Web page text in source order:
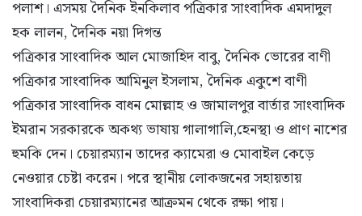
পলাশ। এসময় দৈনিক ইনকিলাব পত্রিকার সাংবাদিক এমদাদুল
হক লালন, দৈনিক নয়া দিগন্ত
পত্রিকার সাংবাদিক আল মোজাহিদ বাবু, দৈনিক ভোরের বাণী
পত্রিকার সাংবাদিক আমিনুল ইসলাম, দৈনিক একুশে বাণী
পত্রিকার সাংবাদিক বাধন মোল্লাহ ও জামালপুর বার্তার সাংবাদিক
ইমরান সরকারকে অকথ্য ভাষায় গালাগালি,হেনস্থা ও প্রাণ নাশের
হুমকি দেন। চেয়ারম্যান তাদের ক্যামেরা ও মোবাইল কেড়ে
নেওয়ার চেষ্টা করেন। পরে স্থানীয় লোকজনের সহায়তায়
সাংবাদিকরা চেয়ারম্যানের আক্রমন থেকে রক্ষা পায়।